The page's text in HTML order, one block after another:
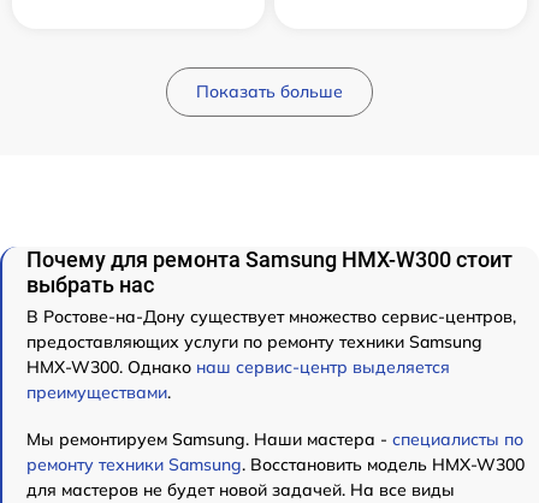
Показать больше
Почему для ремонта Samsung HMX-W300 стоит
выбрать нас
В Ростове-на-Дону существует множество сервис-центров,
предоставляющих услуги по ремонту техники Samsung
HMX-W300. Однако наш сервис-центр выделяется
преимуществами.
Мы ремонтируем Samsung. Наши мастера - специалисты по
ремонту техники Samsung. Восстановить модель HMX-W300
для мастеров не будет новой задачей. На все виды